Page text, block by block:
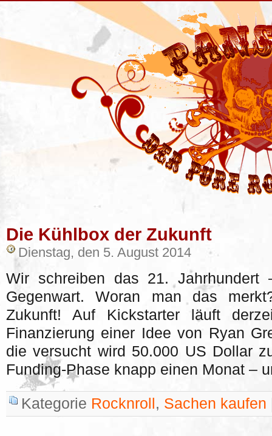
Die Kühlbox der Zukunft
Dienstag, den 5. August 2014
Wir schreiben das 21.
Gegenwart. Woran man das
Zukunft! Auf Kickstarter läuft
Finanzierung einer Idee von Ryan
die versucht wird 50.000 US Dollar
Funding-Phase knapp einen Monat –
Kategorie Rocknroll , Sachen kaufen